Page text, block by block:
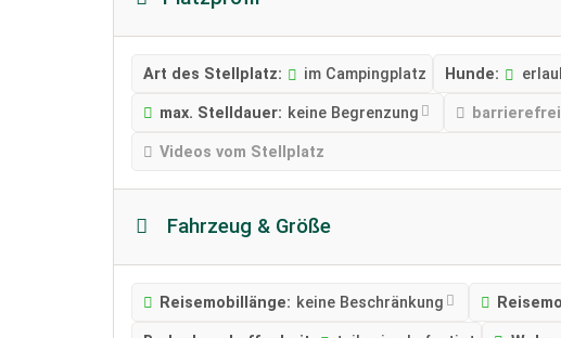
Art des Stellplatz: im Campingplatz Hunde:
max. Stelldauer: keine Begrenzung barrierefrei
Videos vom Stellplatz
Fahrzeug & Größe
Reisemobillänge: keine Beschränkung